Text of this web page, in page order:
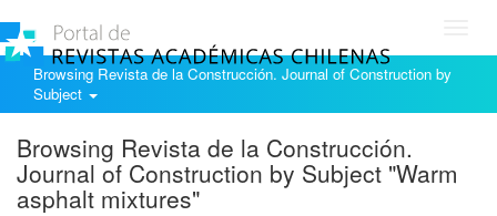
Browsing Revista de la Construcción. Journal of Construction by
Subject
Browsing Revista de la Construcción.
Journal of Construction by Subject "Warm
asphalt mixtures"